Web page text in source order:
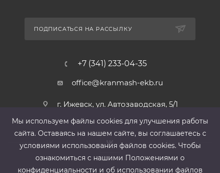
ПОДПИСАТЬСЯ НА РАССЫЛКУ
+7 (341) 233-04-35
office@kranmash-ekb.ru
г. Ижевск, ул. Автозаводская, 5/1
Мы используем файлы cооkies для улучшения работы
сайта. Оставаясь на нашем сайте, вы соглашаетесь с
условиями использования файлов cооkies. Чтобы
ознакомиться с нашими Положениями о
конфиденциальности и об использовании файлов